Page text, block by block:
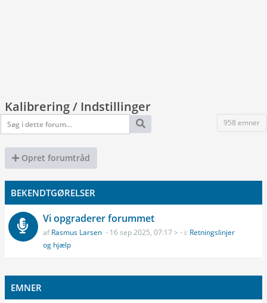
Kalibrering / Indstillinger
958 emner
Opret forumtråd
BEKENDTGØRELSER
Vi opgraderer forummet
afRasmus Larsen - 16 sep 2025, 07:17 > - i: Retningslinjer
og hjælp
EMNER